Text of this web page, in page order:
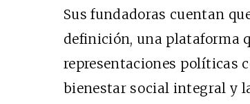
Sus fundadoras cuentan
definición, una plataforma
representaciones políticas
bienestar social integral y